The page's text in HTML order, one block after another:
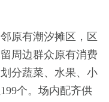
原有潮汐摊区，区
周边群众原有消费
分蔬菜、水果、小
个。场内配齐供